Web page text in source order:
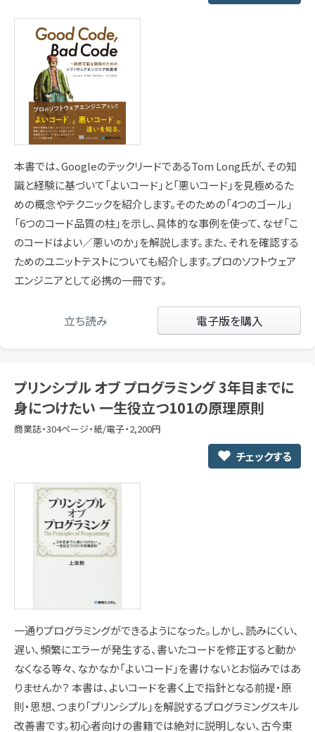
本書では、GoogleのテックリードであるTom Long氏が、その知
識と経験に基づいて「よいコード」と「悪いコード」を見極めるた
めの概念やテクニックを紹介します。そのための「4つのゴール」
「6つのコード品質の柱」を示し、具体的な事例を使って、なぜ「こ
のコードはよい／悪いのか」を解説します。また、それを確認する
ためのユニットテストについても紹介します。プロのソフトウェア
エンジニアとして必携の一冊です。
立ち読み 電子版を購入
プリンシプル オブ プログラミング 3年目までに
身につけたい 一生役立つ101の原理原則
商業誌・304ページ・紙/電子・2,200円
チェックする
一通りプログラミングができるようになった。しかし、読みにくい、
遅い、頻繁にエラーが発生する、書いたコードを修正すると動か
なくなる等々、なかなか「よいコード」を書けないとお悩みではあ
りませんか？ 本書は、よいコードを書く上で指針となる前提・原
則・思想、つまり「プリンシプル」を解説するプログラミングスキル
改善書です。初心者向けの書籍では絶対に説明しない、古今東